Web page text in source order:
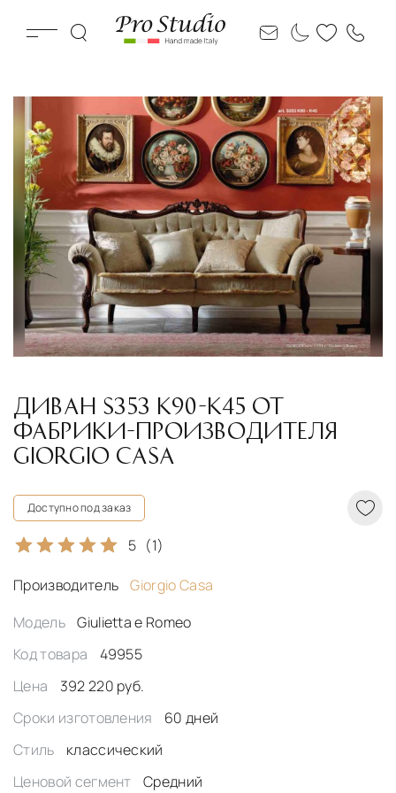
ДИВАН S353 K90-K45 ОТ
ФАБРИКИ-ПРОИЗВОДИТЕЛЯ
GIORGIO CASA
Доступно под заказ
5 (1)
Производитель
Giorgio Casa
Модель
Giulietta e Romeo
Код товара
49955
Цена
392 220 руб.
Сроки изготовления
60 дней
Стиль
классический
Ценовой сегмент
Средний